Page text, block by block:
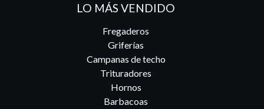
LO MÁS VENDIDO
Fregaderos
Griferías
Campanas de techo
Trituradores
Hornos
Barbacoas